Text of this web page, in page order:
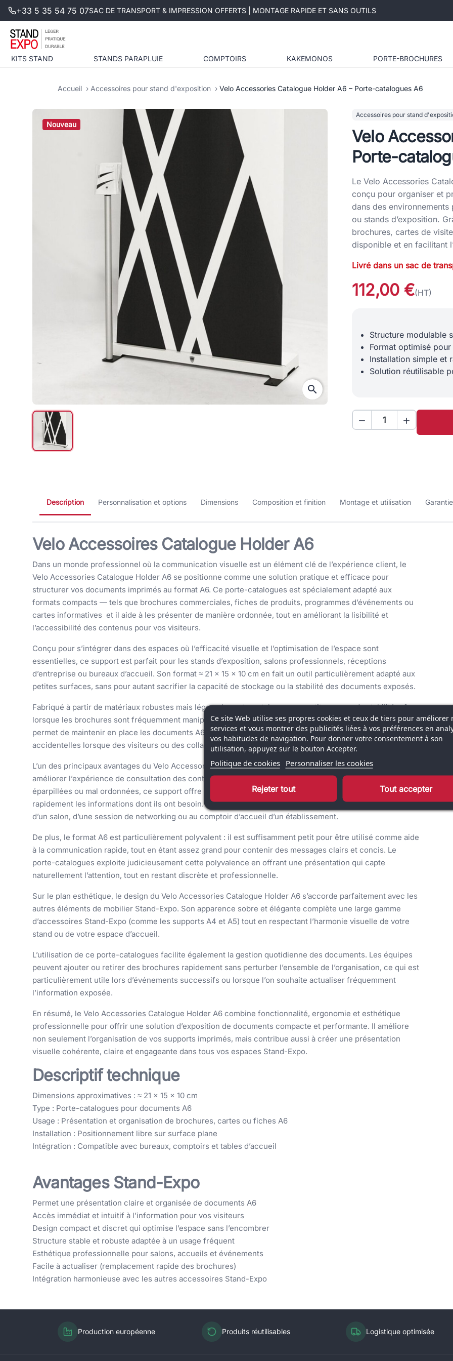
+33 5 35 54 75 07SAC DE TRANSPORT & IMPRESSION OFFERTS | MONTAGE RAPIDE ET SANS OUTILS
KITS STAND STANDS PARAPLUIE COMPTOIRS KAKEMONOS PORTE-BROCHURES
Accueil Accessoires pour stand d'exposition Velo Accessories Catalogue Holder A6 – Porte-catalogues A6
Nouveau
search
Accessoires pour stand
Velo
Porte-
Le Velo Accessories
conçu pour organiser et
dans des environnements
ou stands d’exposition.
brochures, cartes de
disponible et en facilitant
Livré dans un sac de
112,00 €(HT)
Structure modulable
Format optimisé
Installation simple et
Solution réutilisable
 
Description Personnalisation et options Dimensions Composition et finition Montage et utilisation
Velo Accessoires Catalogue Holder A6
Dans un monde professionnel où la communication visuelle est un élément clé de l’expérience client, le
Velo Accessories Catalogue Holder A6 se positionne comme une solution pratique et efficace pour
structurer vos documents imprimés au format A6. Ce porte-catalogues est spécialement adapté aux
formats compacts — tels que brochures commerciales, fiches de produits, programmes d’événements ou
cartes informatives et il aide à les présenter de manière ordonnée, tout en améliorant la lisibilité et
l’accessibilité des contenus pour vos visiteurs.
Conçu pour s’intégrer dans des espaces où l’efficacité visuelle et l’optimisation de l’espace sont
essentielles, ce support est parfait pour les stands d’exposition, salons professionnels, réceptions
d’entreprise ou bureaux d’accueil. Son format ≈ 21 × 15 × 10 cm en fait un outil particulièrement adapté aux
petites surfaces, sans pour autant sacrifier la capacité de stockage ou la stabilité des documents exposés.
Fabriqué à partir de matériaux robustes mais légers, le porte-catalogues garantit une grande stabilité même
lorsque les brochures sont fréquemment manipulées par différents utilisateurs. Sa conception intelligente
permet de maintenir en place les documents A6 de manière sûre, réduisant le risque de chutes
accidentelles lorsque des visiteurs ou des collaborateurs parcourent les informations.
L’un des principaux avantages du Velo Accessories Catalogue Holder A6 réside dans sa capacité à
améliorer l’expérience de consultation des contenus imprimés. Plutôt que d’avoir des piles de brochures
éparpillées ou mal ordonnées, ce support offre une visibilité immédiate, permettant aux visiteurs de repérer
rapidement les informations dont ils ont besoin. Cela favorise des interactions plus fluides, que ce soit lors
d’un salon, d’une session de networking ou au comptoir d’accueil d’un établissement.
De plus, le format A6 est particulièrement polyvalent : il est suffisamment petit pour être utilisé comme aide
à la communication rapide, tout en étant assez grand pour contenir des messages clairs et concis. Le
porte-catalogues exploite judicieusement cette polyvalence en offrant une présentation qui capte
naturellement l’attention, tout en restant discrète et professionnelle.
Sur le plan esthétique, le design du Velo Accessories Catalogue Holder A6 s’accorde parfaitement avec les
autres éléments de mobilier Stand-Expo. Son apparence sobre et élégante complète une large gamme
d’accessoires Stand-Expo (comme les supports A4 et A5) tout en respectant l’harmonie visuelle de votre
stand ou de votre espace d’accueil.
L’utilisation de ce porte-catalogues facilite également la gestion quotidienne des documents. Les équipes
peuvent ajouter ou retirer des brochures rapidement sans perturber l’ensemble de l’organisation, ce qui est
particulièrement utile lors d’événements successifs ou lorsque l’on souhaite actualiser fréquemment
l’information exposée.
En résumé, le Velo Accessories Catalogue Holder A6 combine fonctionnalité, ergonomie et esthétique
professionnelle pour offrir une solution d’exposition de documents compacte et performante. Il améliore
non seulement l’organisation de vos supports imprimés, mais contribue aussi à créer une présentation
visuelle cohérente, claire et engageante dans tous vos espaces Stand-Expo.
Descriptif technique
Dimensions approximatives : ≈ 21 × 15 × 10 cm
Type : Porte-catalogues pour documents A6
Usage : Présentation et organisation de brochures, cartes ou fiches A6
Installation : Positionnement libre sur surface plane
Intégration : Compatible avec bureaux, comptoirs et tables d’accueil
Avantages Stand-Expo
Permet une présentation claire et organisée de documents A6
Accès immédiat et intuitif à l’information pour vos visiteurs
Design compact et discret qui optimise l’espace sans l’encombrer
Structure stable et robuste adaptée à un usage fréquent
Esthétique professionnelle pour salons, accueils et événements
Facile à actualiser (remplacement rapide des brochures)
Intégration harmonieuse avec les autres accessoires Stand-Expo
Production européenne Produits réutilisables Logistique optimisée
Ce site Web utilise ses propres cookies et ceux de tiers pour améliorer
services et vous montrer des publicités liées à vos préférences en
vos habitudes de navigation. Pour donner votre consentement à son
utilisation, appuyez sur le bouton Accepter.
Politique de cookies Personnaliser les cookies
Rejeter tout Tout accepter